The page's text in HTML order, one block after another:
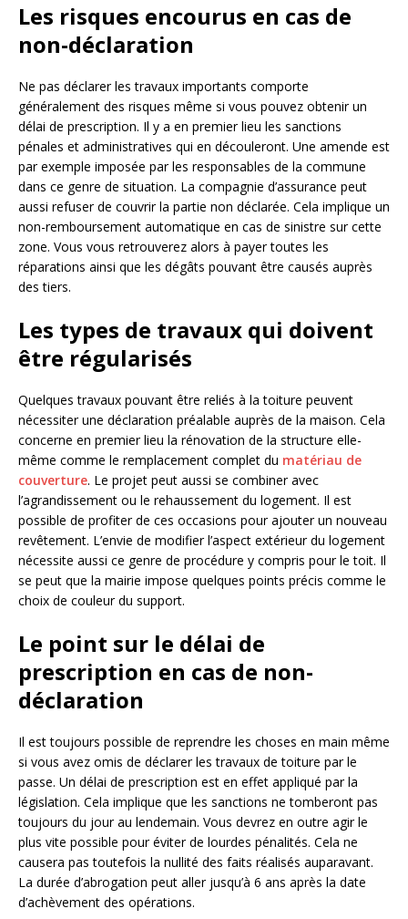
Les risques encourus en cas de
non-déclaration
Ne pas déclarer les travaux importants comporte
généralement des risques même si vous pouvez obtenir un
délai de prescription. Il y a en premier lieu les sanctions
pénales et administratives qui en découleront. Une amende est
par exemple imposée par les responsables de la commune
dans ce genre de situation. La compagnie d’assurance peut
aussi refuser de couvrir la partie non déclarée. Cela implique un
non-remboursement automatique en cas de sinistre sur cette
zone. Vous vous retrouverez alors à payer toutes les
réparations ainsi que les dégâts pouvant être causés auprès
des tiers.
Les types de travaux qui doivent
être régularisés
Quelques travaux pouvant être reliés à la toiture peuvent
nécessiter une déclaration préalable auprès de la maison. Cela
concerne en premier lieu la rénovation de la structure elle-
même comme le remplacement complet du matériau de
couverture. Le projet peut aussi se combiner avec
l’agrandissement ou le rehaussement du logement. Il est
possible de profiter de ces occasions pour ajouter un nouveau
revêtement. L’envie de modifier l’aspect extérieur du logement
nécessite aussi ce genre de procédure y compris pour le toit. Il
se peut que la mairie impose quelques points précis comme le
choix de couleur du support.
Le point sur le délai de
prescription en cas de non-
déclaration
Il est toujours possible de reprendre les choses en main même
si vous avez omis de déclarer les travaux de toiture par le
passe. Un délai de prescription est en effet appliqué par la
législation. Cela implique que les sanctions ne tomberont pas
toujours du jour au lendemain. Vous devrez en outre agir le
plus vite possible pour éviter de lourdes pénalités. Cela ne
causera pas toutefois la nullité des faits réalisés auparavant.
La durée d’abrogation peut aller jusqu’à 6 ans après la date
d’achèvement des opérations.